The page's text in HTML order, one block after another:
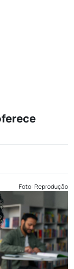
Foto: Reprodução